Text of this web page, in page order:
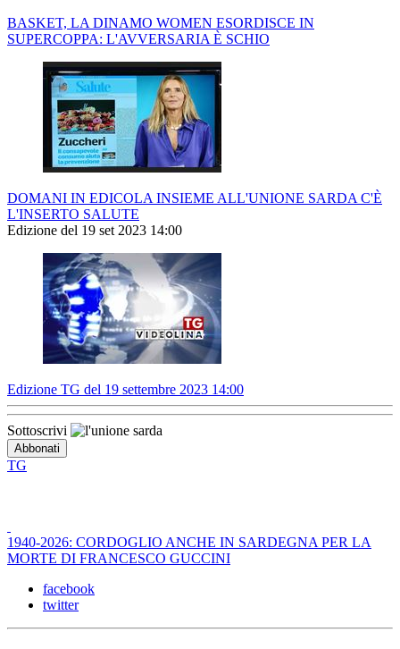
BASKET, LA DINAMO WOMEN ESORDISCE IN
SUPERCOPPA: L'AVVERSARIA È SCHIO
DOMANI IN EDICOLA INSIEME ALL'UNIONE SARDA C'È
L'INSERTO SALUTE
Edizione del 19 set 2023 14:00
Edizione TG del 19 settembre 2023 14:00
Sottoscrivi
TG
1940-2026: CORDOGLIO ANCHE IN SARDEGNA PER LA
MORTE DI FRANCESCO GUCCINI
facebook
twitter